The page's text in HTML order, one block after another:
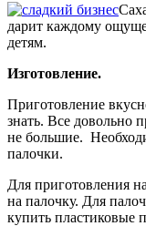
дарит каждому
детям.
Изготовление.
Приготовление
знать. Все довольно
не большие.
палочки.
Для приготовления
на палочку. Для
купить пластиковые